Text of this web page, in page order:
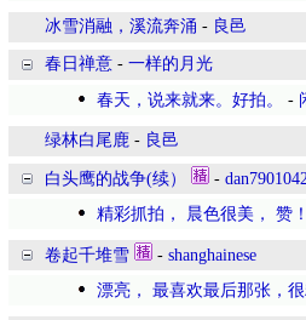
冰雪消融，溪流奔涌 - 良邑
春日禅意 - 一样的月光
春天，说来就来。好拍。
-
绿林白尾鹿 - 良邑
白头鹰的战争(续） -
精彩抓拍， 晨色很美， 赞！
卷起千堆雪 - shanghainese
漂亮， 最喜欢最后那张，很